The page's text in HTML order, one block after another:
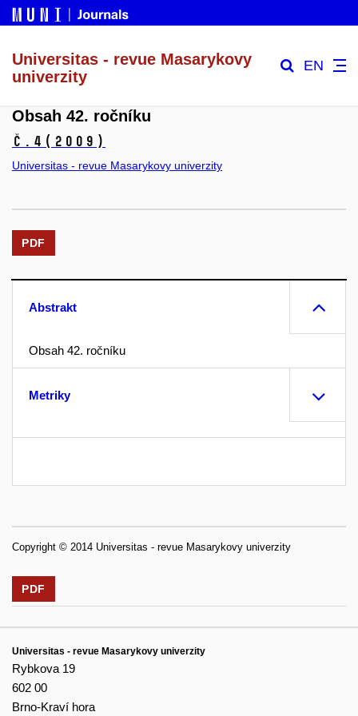
Universitas - revue Masarykovy
univerzity
EN
Obsah 42. ročníku
č.4 (2009)
Universitas - revue Masarykovy univerzity
PDF
Abstrakt
Obsah 42. ročníku
Metriky
Copyright © 2014 Universitas - revue Masarykovy univerzity
PDF
Universitas - revue Masarykovy univerzity
Rybkova 19
602 00
Brno-Kraví hora